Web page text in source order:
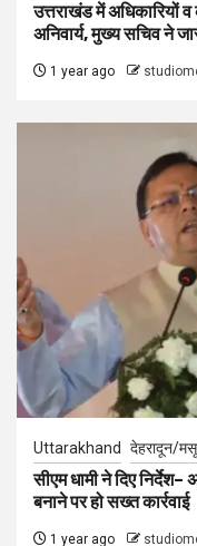
उत्तराखंड में अधिकारियों व
अनिवार्य, मुख्य सचिव ने
1 year ago
Uttarakhand देहरादून/
सीएम धामी ने दिए
बनाने पर हो सख्त कार्रवाई
1 year ago